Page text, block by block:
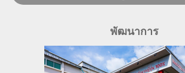
พัฒนาการ